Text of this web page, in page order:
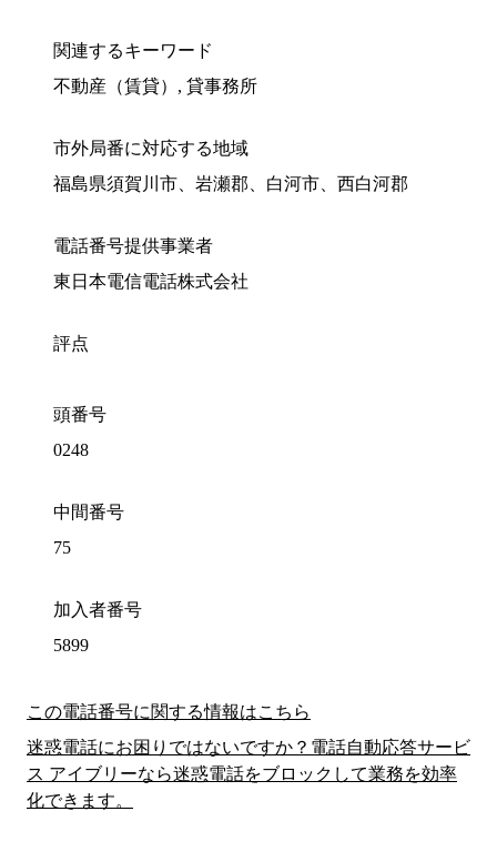
関連するキーワード
不動産（賃貸）, 貸事務所
市外局番に対応する地域
福島県須賀川市、岩瀬郡、白河市、西白河郡
電話番号提供事業者
東日本電信電話株式会社
評点
頭番号
0248
中間番号
75
加入者番号
5899
この電話番号に関する情報はこちら
迷惑電話にお困りではないですか？電話自動応答サービ
ス アイブリーなら迷惑電話をブロックして業務を効率
化できます。